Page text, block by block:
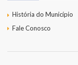
História do Município
Fale Conosco